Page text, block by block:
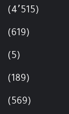
(4٬515)
(619)
(5)
(189)
(569)